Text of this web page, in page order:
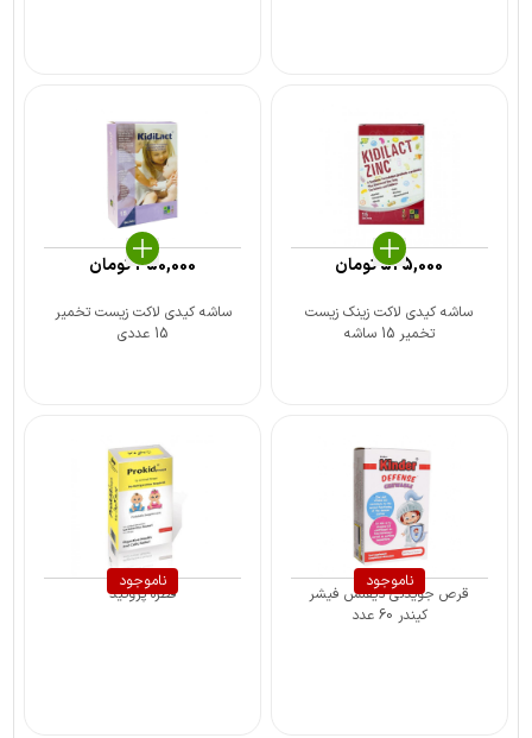
ساشه کیدی لاکت زینک زیست
تخمیر 15 ساشه
525,000تومان
ساشه کیدی لاکت زیست تخمیر
15 عددی
450,000تومان
ناموجود
قرص جویدنی دیفنس فیشر
کیندر 60 عدد
ناموجود
قطره پروکید